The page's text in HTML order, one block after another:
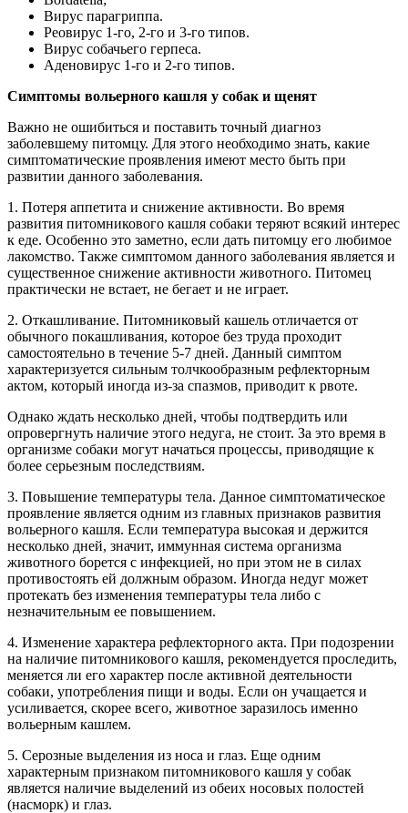
Вирус парагриппа.
Реовирус 1-го, 2-го и 3-го типов.
Вирус собачьего герпеса.
Аденовирус 1-го и 2-го типов.
Симптомы вольерного кашля у собак и щенят
Важно не ошибиться и поставить точный диагноз
заболевшему питомцу. Для этого необходимо знать, какие
симптоматические проявления имеют место быть при
развитии данного заболевания.
1. Потеря аппетита и снижение активности. Во время
развития питомникового кашля собаки теряют всякий интерес
к еде. Особенно это заметно, если дать питомцу его любимое
лакомство. Также симптомом данного заболевания является и
существенное снижение активности животного. Питомец
практически не встает, не бегает и не играет.
2. Откашливание. Питомниковый кашель отличается от
обычного покашливания, которое без труда проходит
самостоятельно в течение 5-7 дней. Данный симптом
характеризуется сильным толчкообразным рефлекторным
актом, который иногда из-за спазмов, приводит к рвоте.
Однако ждать несколько дней, чтобы подтвердить или
опровергнуть наличие этого недуга, не стоит. За это время в
организме собаки могут начаться процессы, приводящие к
более серьезным последствиям.
3. Повышение температуры тела. Данное симптоматическое
проявление является одним из главных признаков развития
вольерного кашля. Если температура высокая и держится
несколько дней, значит, иммунная система организма
животного борется с инфекцией, но при этом не в силах
противостоять ей должным образом. Иногда недуг может
протекать без изменения температуры тела либо с
незначительным ее повышением.
4. Изменение характера рефлекторного акта. При подозрении
на наличие питомникового кашля, рекомендуется проследить,
меняется ли его характер после активной деятельности
собаки, употребления пищи и воды. Если он учащается и
усиливается, скорее всего, животное заразилось именно
вольерным кашлем.
5. Серозные выделения из носа и глаз. Еще одним
характерным признаком питомникового кашля у собак
является наличие выделений из обеих носовых полостей
(насморк) и глаз.